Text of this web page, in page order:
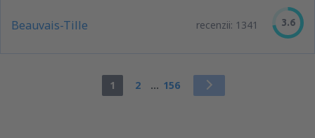
Beauvais-Tille recenzii: 1341 3.6
1 2 ... 156